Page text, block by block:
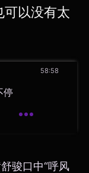
可以没有太
停
58:58
骏口中“呼风